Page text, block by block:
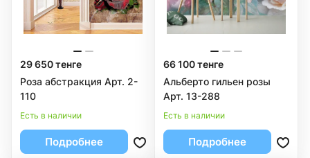
29 650 тенге
Роза абстракция Арт. 2-
110
Есть в наличии
Подробнее
66 100 тенге
Альберто гильен розы
Арт. 13-288
Есть в наличии
Подробнее